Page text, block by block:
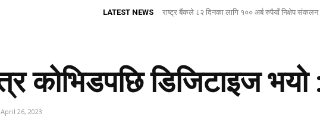
LATEST NEWS राष्ट्र बैंकले ८२ दिनका लागि १०० अर्ब रुपैयाँ निक्षेप संकलन
कोभिडपछि डिजिटाइज भयो
April 26, 2023